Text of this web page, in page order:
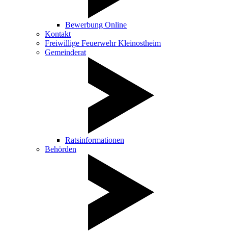
Bewerbung Online
Kontakt
Freiwillige Feuerwehr Kleinostheim
Gemeinderat
Ratsinformationen
Behörden